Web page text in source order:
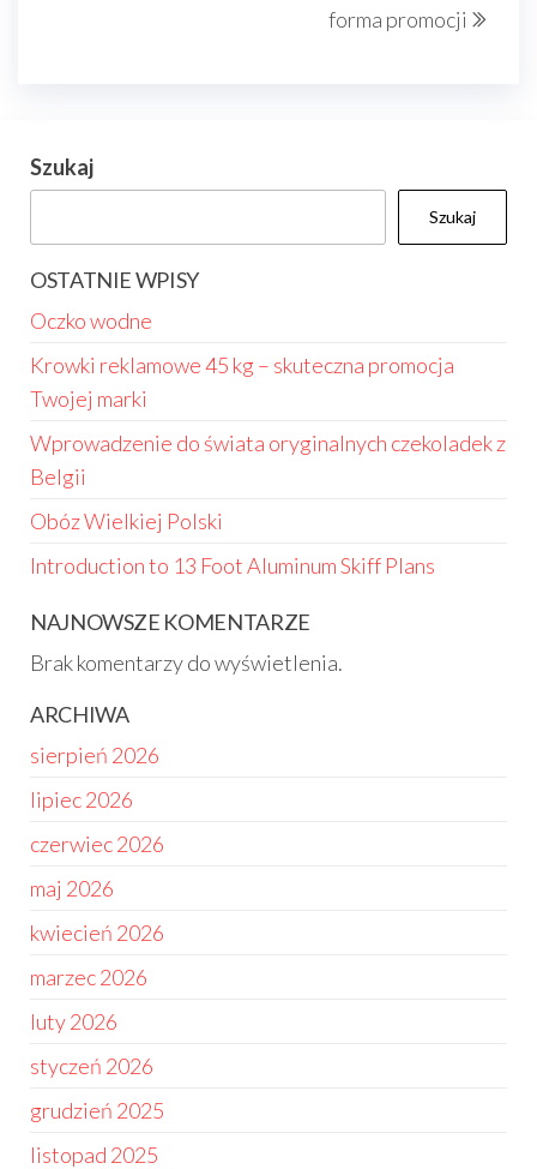
forma promocji
Szukaj
Szukaj
OSTATNIE WPISY
Oczko wodne
Krowki reklamowe 45 kg – skuteczna promocja
Twojej marki
Wprowadzenie do świata oryginalnych czekoladek z
Belgii
Obóz Wielkiej Polski
Introduction to 13 Foot Aluminum Skiff Plans
NAJNOWSZE KOMENTARZE
Brak komentarzy do wyświetlenia.
ARCHIWA
sierpień 2026
lipiec 2026
czerwiec 2026
maj 2026
kwiecień 2026
marzec 2026
luty 2026
styczeń 2026
grudzień 2025
listopad 2025